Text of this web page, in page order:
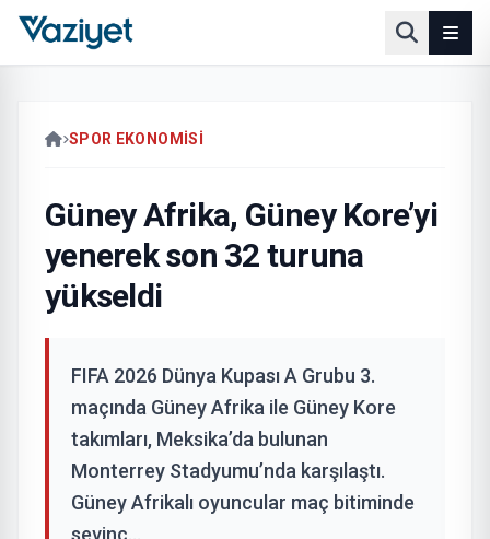
SPOR EKONOMISI
Güney Afrika, Güney Kore’yi
yenerek son 32 turuna
yükseldi
FIFA 2026 Dünya Kupası A Grubu 3.
maçında Güney Afrika ile Güney Kore
takımları, Meksika’da bulunan
Monterrey Stadyumu’nda karşılaştı.
Güney Afrikalı oyuncular maç bitiminde
sevinç...